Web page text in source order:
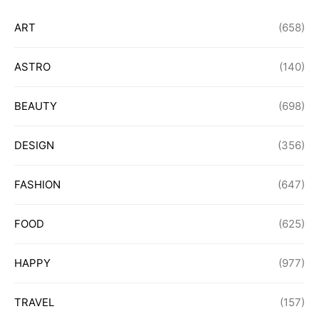
ART (658)
ASTRO (140)
BEAUTY (698)
DESIGN (356)
FASHION (647)
FOOD (625)
HAPPY (977)
TRAVEL (157)